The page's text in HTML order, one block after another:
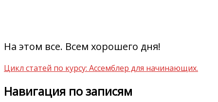
На этом все. Всем хорошего дня!
Цикл статей по курсу: Ассемблер для начинающих.
Навигация по записям